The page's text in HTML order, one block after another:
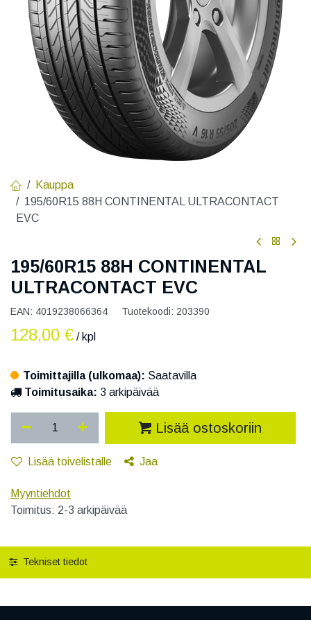
Kauppa
195/60R15 88H CONTINENTAL ULTRACONTACT
EVC
195/60R15 88H CONTINENTAL
ULTRACONTACT EVC
EAN: 4019238066364 Tuotekoodi: 203390
128,00 € / kpl
Toimittajilla (ulkomaa): Saatavilla
Toimitusaika: 3 arkipäivää
Lisää ostoskoriin
Lisää toivelistalle Jaa
Myyntiehdot
Toimitus: 2-3 arkipäivää
Tekniset tiedot